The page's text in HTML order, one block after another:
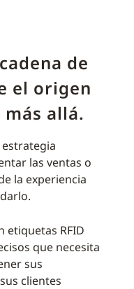
de
el origen
allá.
las ventas o
la experiencia
etiquetas RFID
que necesita
sus
clientes